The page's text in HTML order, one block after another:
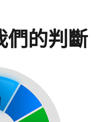
們的判斷